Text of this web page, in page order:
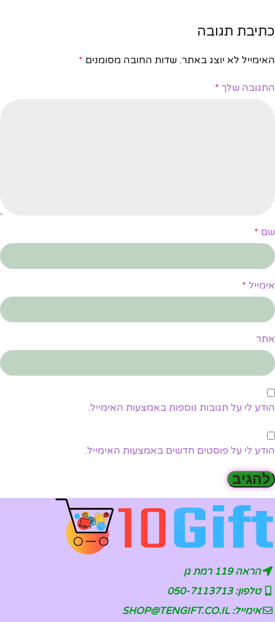
כתיבת תגובה
האימייל לא יוצג באתר. שדות החובה מסומנים *
התגובה שלך *
שם *
אימייל *
אתר
הודע לי על תגובות נוספות באמצעות האימייל.
הודע לי על פוסטים חדשים באמצעות האימייל.
הראה 119 רמת גן
טלפון: 050-7113713
אימייל: SHOP@TENGIFT.CO.IL